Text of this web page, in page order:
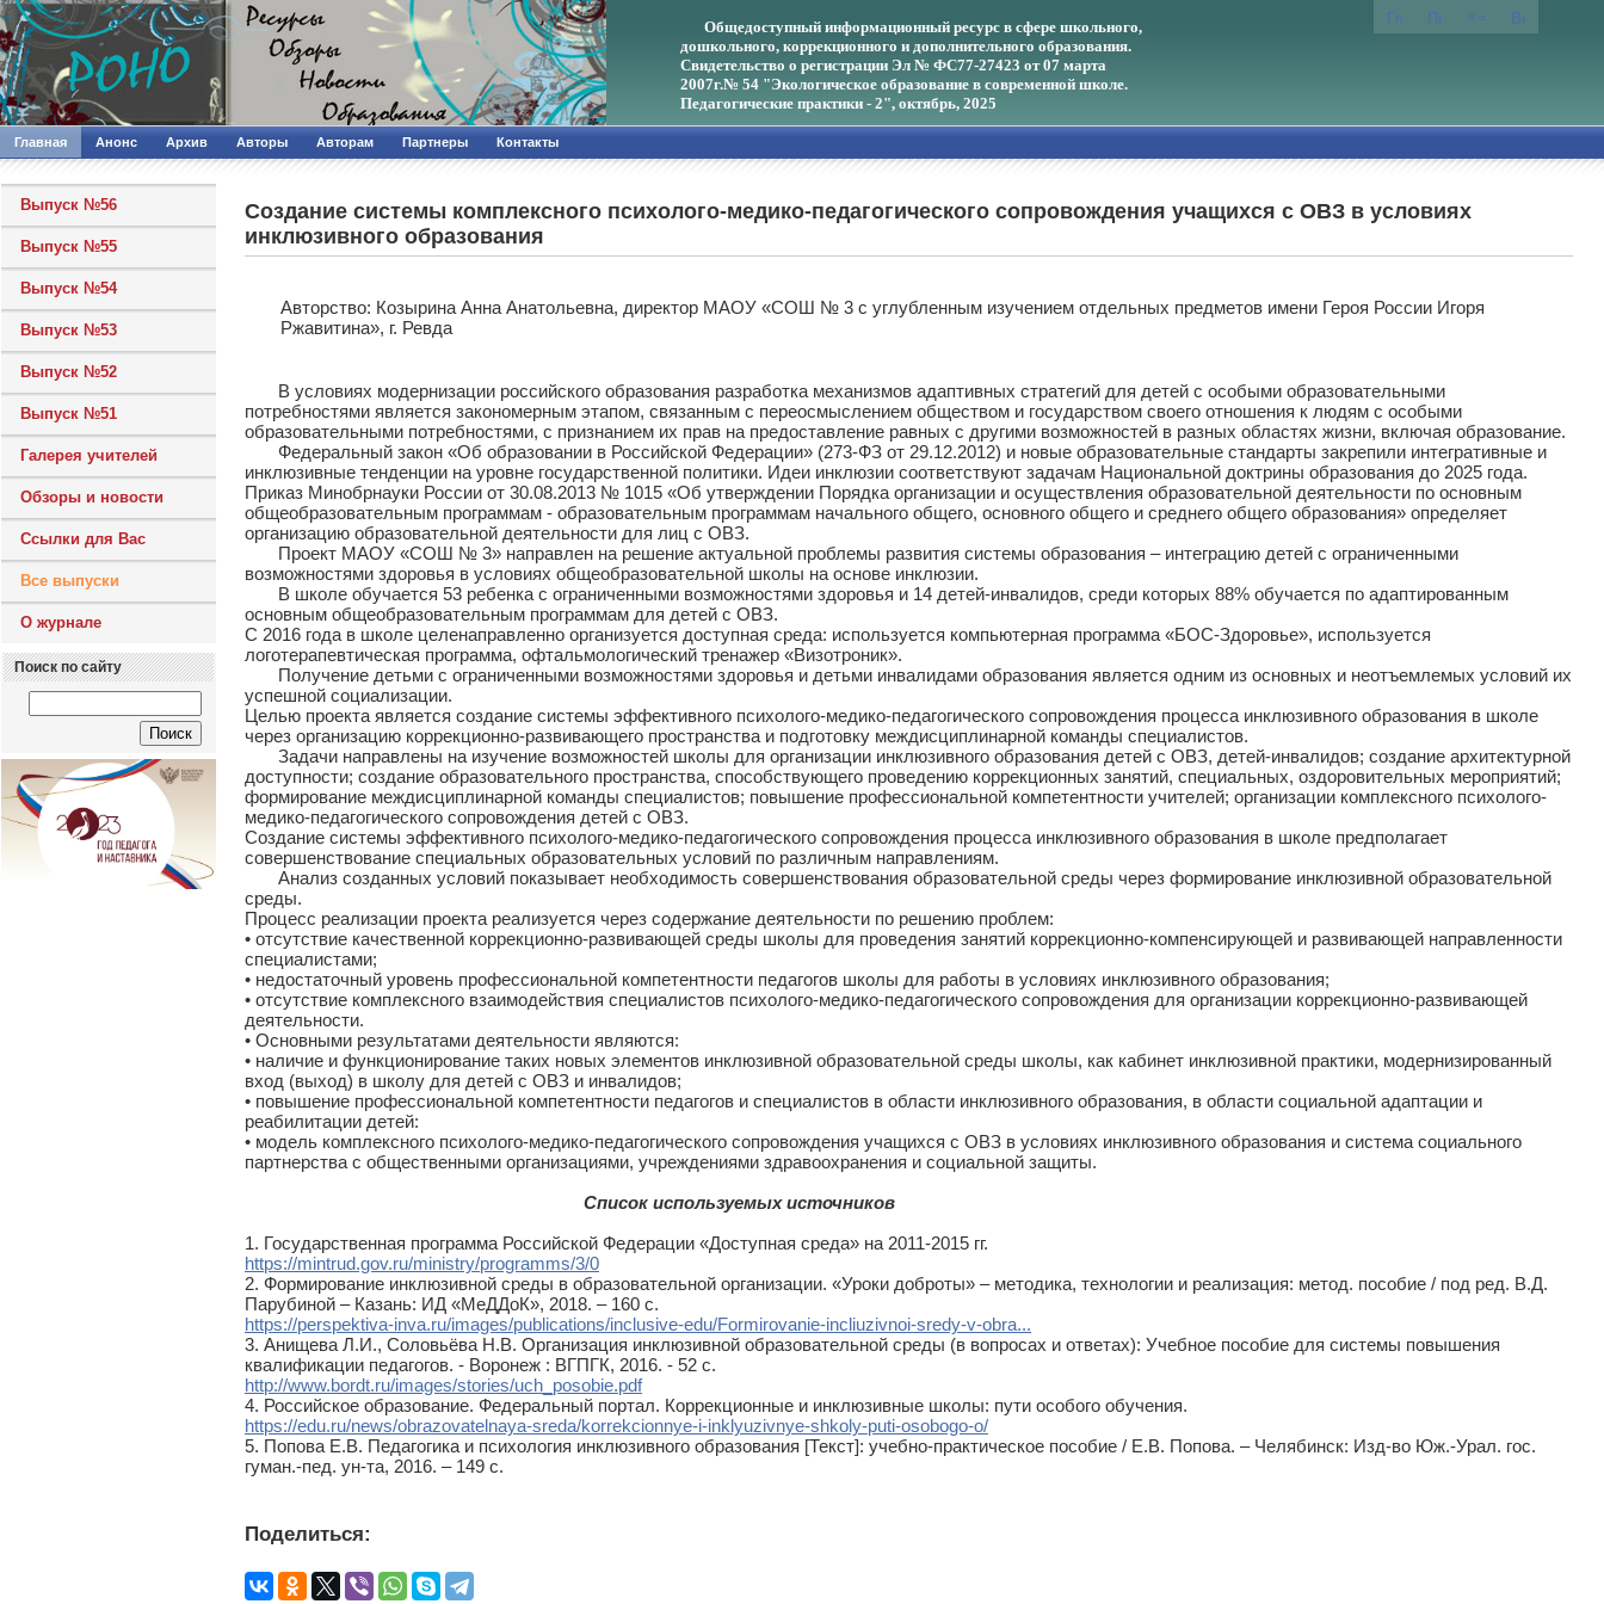
Общедоступный информационный ресурс в сфере школьного,
дошкольного, коррекционного и дополнительного образования.
Свидетельство о регистрации Эл № ФС77-27423 от 07 марта
2007г.№ 54 "Экологическое образование в современной школе.
Педагогические практики - 2", октябрь, 2025
Главная Анонс Архив Авторы Авторам Партнеры Контакты
Выпуск №56
Выпуск №55
Выпуск №54
Выпуск №53
Выпуск №52
Выпуск №51
Галерея учителей
Обзоры и новости
Ссылки для Вас
Все выпуски
О журнале
Поиск по сайту
Создание системы комплексного психолого-медико-педагогического сопровождения учащихся с ОВЗ в условиях
инклюзивного образования
Авторcтво: Козырина Анна Анатольевна, директор МАОУ «СОШ № 3 с углубленным изучением отдельных предметов имени Героя России Игоря
Ржавитина», г. Ревда
В условиях модернизации российского образования разработка механизмов адаптивных стратегий для детей с особыми образовательными
потребностями является закономерным этапом, связанным с переосмыслением обществом и государством своего отношения к людям с особыми
образовательными потребностями, с признанием их прав на предоставление равных с другими возможностей в разных областях жизни, включая образование.
Федеральный закон «Об образовании в Российской Федерации» (273-ФЗ от 29.12.2012) и новые образовательные стандарты закрепили интегративные и
инклюзивные тенденции на уровне государственной политики. Идеи инклюзии соответствуют задачам Национальной доктрины образования до 2025 года.
Приказ Минобрнауки России от 30.08.2013 № 1015 «Об утверждении Порядка организации и осуществления образовательной деятельности по основным
общеобразовательным программам - образовательным программам начального общего, основного общего и среднего общего образования» определяет
организацию образовательной деятельности для лиц с ОВЗ.
Проект МАОУ «СОШ № 3» направлен на решение актуальной проблемы развития системы образования – интеграцию детей с ограниченными
возможностями здоровья в условиях общеобразовательной школы на основе инклюзии.
В школе обучается 53 ребенка с ограниченными возможностями здоровья и 14 детей-инвалидов, среди которых 88% обучается по адаптированным
основным общеобразовательным программам для детей с ОВЗ.
С 2016 года в школе целенаправленно организуется доступная среда: используется компьютерная программа «БОС-Здоровье», используется
логотерапевтическая программа, офтальмологический тренажер «Визотроник».
Получение детьми с ограниченными возможностями здоровья и детьми инвалидами образования является одним из основных и неотъемлемых условий их
успешной социализации.
Целью проекта является создание системы эффективного психолого-медико-педагогического сопровождения процесса инклюзивного образования в школе
через организацию коррекционно-развивающего пространства и подготовку междисциплинарной команды специалистов.
Задачи направлены на изучение возможностей школы для организации инклюзивного образования детей с ОВЗ, детей-инвалидов; создание архитектурной
доступности; создание образовательного пространства, способствующего проведению коррекционных занятий, специальных, оздоровительных мероприятий;
формирование междисциплинарной команды специалистов; повышение профессиональной компетентности учителей; организации комплексного психолого-
медико-педагогического сопровождения детей с ОВЗ.
Создание системы эффективного психолого-медико-педагогического сопровождения процесса инклюзивного образования в школе предполагает
совершенствование специальных образовательных условий по различным направлениям.
Анализ созданных условий показывает необходимость совершенствования образовательной среды через формирование инклюзивной образовательной
среды.
Процесс реализации проекта реализуется через содержание деятельности по решению проблем:
• отсутствие качественной коррекционно-развивающей среды школы для проведения занятий коррекционно-компенсирующей и развивающей направленности
специалистами;
• недостаточный уровень профессиональной компетентности педагогов школы для работы в условиях инклюзивного образования;
• отсутствие комплексного взаимодействия специалистов психолого-медико-педагогического сопровождения для организации коррекционно-развивающей
деятельности.
• Основными результатами деятельности являются:
• наличие и функционирование таких новых элементов инклюзивной образовательной среды школы, как кабинет инклюзивной практики, модернизированный
вход (выход) в школу для детей с ОВЗ и инвалидов;
• повышение профессиональной компетентности педагогов и специалистов в области инклюзивного образования, в области социальной адаптации и
реабилитации детей:
• модель комплексного психолого-медико-педагогического сопровождения учащихся с ОВЗ в условиях инклюзивного образования и система социального
партнерства с общественными организациями, учреждениями здравоохранения и социальной защиты.
Список используемых источников
1. Государственная программа Российской Федерации «Доступная среда» на 2011-2015 гг.
https://mintrud.gov.ru/ministry/programms/3/0
2. Формирование инклюзивной среды в образовательной организации. «Уроки доброты» – методика, технологии и реализация: метод. пособие / под ред. В.Д.
Парубиной – Казань: ИД «МеДДоК», 2018. – 160 с.
https://perspektiva-inva.ru/images/publications/inclusive-edu/Formirovanie-incliuzivnoi-sredy-v-obra...
3. Анищева Л.И., Соловьёва Н.В. Организация инклюзивной образовательной среды (в вопросах и ответах): Учебное пособие для системы повышения
квалификации педагогов. - Воронеж : ВГПГК, 2016. - 52 с.
http://www.bordt.ru/images/stories/uch_posobie.pdf
4. Российское образование. Федеральный портал. Коррекционные и инклюзивные школы: пути особого обучения.
https://edu.ru/news/obrazovatelnaya-sreda/korrekcionnye-i-inklyuzivnye-shkoly-puti-osobogo-o/
5. Попова Е.В. Педагогика и психология инклюзивного образования [Текст]: учебно-практическое пособие / Е.В. Попова. – Челябинск: Изд-во Юж.-Урал. гос.
гуман.-пед. ун-та, 2016. – 149 с.
Поделиться: